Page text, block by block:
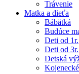
Trávenie
Matka a dieťa
Bábätká
Budúce
Deti od 1r.
Deti od 3r.
Detská